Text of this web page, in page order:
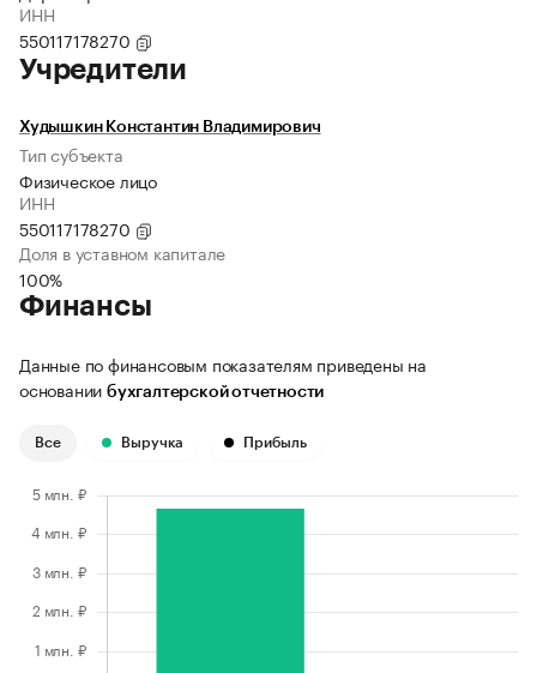
ИНН
550117178270
Учредители
Худышкин Константин Владимирович
Тип субъекта
Физическое лицо
ИНН
550117178270
Доля в уставном капитале
100%
Финансы
Данные по финансовым показателям приведены на
основании бухгалтерской отчетности
Все Выручка Прибыль